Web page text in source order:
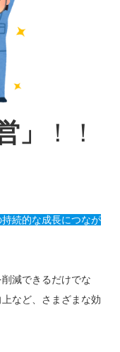
」 ！！
続的な成長につなが
減できるだけでな
など、さまざまな効